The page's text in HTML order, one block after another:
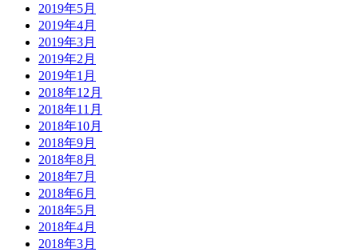
2019年5月
2019年4月
2019年3月
2019年2月
2019年1月
2018年12月
2018年11月
2018年10月
2018年9月
2018年8月
2018年7月
2018年6月
2018年5月
2018年4月
2018年3月